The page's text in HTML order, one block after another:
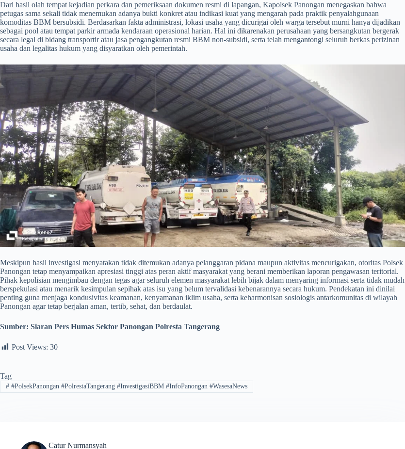
​Dari hasil olah tempat kejadian perkara dan pemeriksaan dokumen resmi di lapangan, Kapolsek Panongan menegaskan bahwa
petugas sama sekali tidak menemukan adanya bukti konkret atau indikasi kuat yang mengarah pada praktik penyalahgunaan
komoditas BBM bersubsidi. Berdasarkan fakta administrasi, lokasi usaha yang dicurigai oleh warga tersebut murni hanya dijadikan
sebagai pool atau tempat parkir armada kendaraan operasional harian. Hal ini dikarenakan perusahaan yang bersangkutan bergerak
secara legal di bidang transportir atau jasa pengangkutan resmi BBM non-subsidi, serta telah mengantongi seluruh berkas perizinan
usaha dan legalitas hukum yang disyaratkan oleh pemerintah.
​Meskipun hasil investigasi menyatakan tidak ditemukan adanya pelanggaran pidana maupun aktivitas mencurigakan, otoritas Polsek
Panongan tetap menyampaikan apresiasi tinggi atas peran aktif masyarakat yang berani memberikan laporan pengawasan teritorial.
Pihak kepolisian mengimbau dengan tegas agar seluruh elemen masyarakat lebih bijak dalam menyaring informasi serta tidak mudah
berspekulasi atau menarik kesimpulan sepihak atas isu yang belum tervalidasi kebenarannya secara hukum. Pendekatan ini dinilai
penting guna menjaga kondusivitas keamanan, kenyamanan iklim usaha, serta keharmonisan sosiologis antarkomunitas di wilayah
Panongan agar tetap berjalan aman, tertib, sehat, dan berdaulat.
Sumber: Siaran Pers Humas Sektor Panongan Polresta Tangerang
Post Views: 30
Tag
##PolsekPanongan #PolrestaTangerang #InvestigasiBBM #InfoPanongan #WasesaNews
Catur Nurmansyah